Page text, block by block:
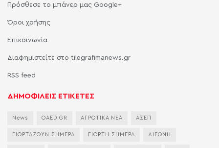
Πρόσθεσε το μπάνερ μας Google+
Όροι χρήσης
Επικοινωνία
Διαφημιστείτε στο tilegrafimanews.gr
RSS feed
ΔΗΜΟΦΙΛΕΙΣ ΕΤΙΚΕΤΕΣ
News OAED.GR ΑΓΡΟΤΙΚΑ ΝΕΑ ΑΣΕΠ
ΓΙΟΡΤΑΖΟΥΝ ΣΗΜΕΡΑ ΓΙΟΡΤΗ ΣΗΜΕΡΑ ΔΙΕΘΝΗ